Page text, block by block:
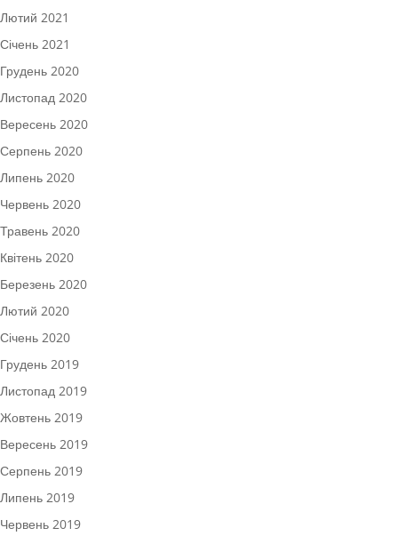
Лютий 2021
Січень 2021
Грудень 2020
Листопад 2020
Вересень 2020
Серпень 2020
Липень 2020
Червень 2020
Травень 2020
Квітень 2020
Березень 2020
Лютий 2020
Січень 2020
Грудень 2019
Листопад 2019
Жовтень 2019
Вересень 2019
Серпень 2019
Липень 2019
Червень 2019